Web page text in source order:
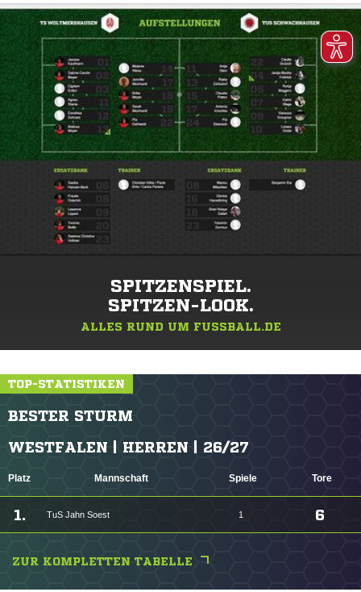
SPITZENSPIEL.
SPITZEN-LOOK.
ALLES RUND UM FUSSBALL.DE
TOP-STATISTIKEN
BESTER STURM
WESTFALEN | HERREN | 26/27
Platz Mannschaft Spiele Tore
1. TuS Jahn Soest 1 6
ZUR KOMPLETTEN TABELLE